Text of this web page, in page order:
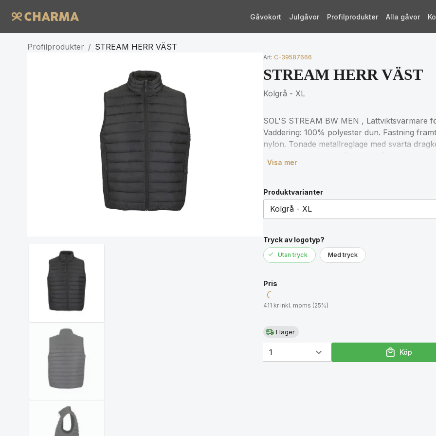
Gåvokort Julgåvor Profilprodukter Alla gåvor
Profilprodukter / STREAM HERR VÄST
Art: C-39587666
STREAM HERR VÄST
Kolgrå - XL
SOL'S STREAM BW MEN , Lättviktsvärmare
Vaddering: 100% polyester dun. Fästning
nylon. Tonade metallreglage med svarta
storlekar, se storlekstabellen i
Visa mer
Produktvarianter
Tryck av logotyp?
Utan tryck Med tryck
Pris
411 kr inkl. moms (25%)
I lager
Köp